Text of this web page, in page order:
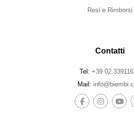
Resi e Rimborsi
Contatti
Tel: +39
Mail: